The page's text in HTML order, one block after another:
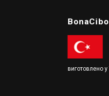
BonaCibo
виготовлено у